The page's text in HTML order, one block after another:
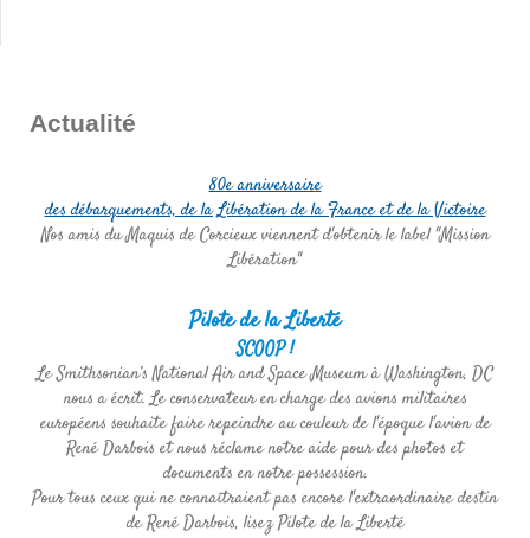
Actualité
80e anniversaire
des débarquements, de la Libération de la France et de la Victoire
Nos amis du Maquis de Corcieux viennent d'obtenir le label "Mission
Libération"
Pilote de la Liberté
SCOOP !
Le Smithsonian’s National Air and Space Museum à Washington, DC
nous a écrit. Le conservateur en charge des avions militaires
européens souhaite faire repeindre au couleur de l'époque l'avion de
René Darbois et nous réclame notre aide pour des photos et
documents en notre possession.
Pour tous ceux qui ne connaîtraient pas encore l'extraordinaire destin
de René Darbois, lisez Pilote de la Liberté